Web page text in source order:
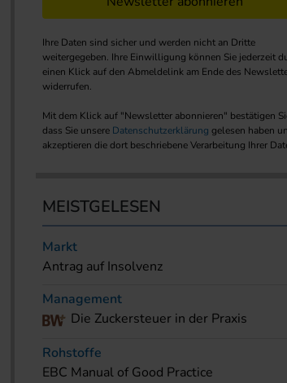
Ihre Daten sind sicher und werden nicht an Dritte
weitergegeben. Ihre Einwilligung können Sie jederzeit
einen Klick auf den Abmeldelink am Ende des
widerrufen.
Mit dem Klick auf "Newsletter abonnieren" bestätigen
dass Sie unsere Datenschutzerklärung gelesen haben
akzeptieren die dort beschriebene Verarbeitung Ihrer
MEISTGELESEN
Markt
Antrag auf Insolvenz
Management
Die Zuckersteuer in der Praxis
Rohstoffe
EBC Manual of Good Practice